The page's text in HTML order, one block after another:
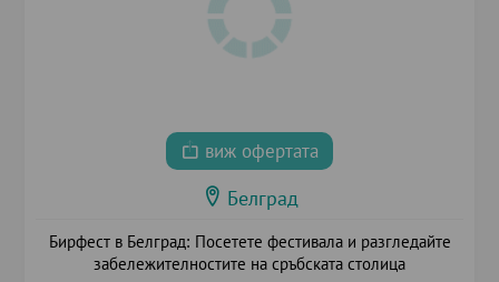
виж офертата
Белград
Бирфест в Белград: Посетете фестивала и разгледайте
забележителностите на сръбската столица